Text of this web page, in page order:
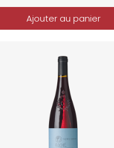
Ajouter au panier